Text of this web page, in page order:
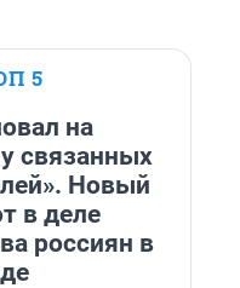
5
на
у связанных
Новый
в деле
россиян в